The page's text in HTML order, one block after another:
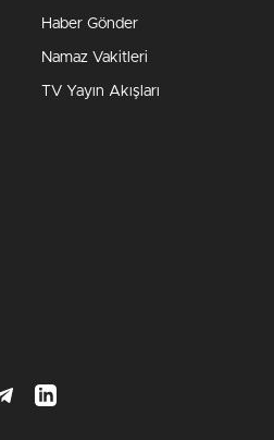
Haber Gönder
Namaz Vakitleri
TV Yayın Akışları